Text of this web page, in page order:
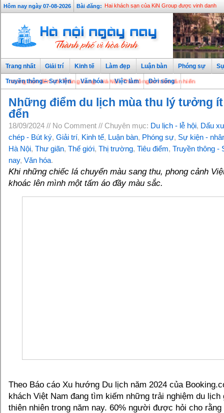
Hôm nay ngày 07-08-2026 Bài đăng: Hai khách sạn của KiN Group được vinh danh
bạn đến với Thăng Long - Hà Nội, Thủ đô ngàn năm văn hiến
Trang nhất Giải trí Kinh tế Làm đẹp Luận bàn Phóng sự
Truyền thông – Sự kiện Văn hóa Việc làm Đời sống
Những điểm du lịch mùa thu lý tưởng
đển
18/09/2024 // No Comment // Chuyên mục: Du lịch - lễ hội, Dấu
chép - Bút ký, Giải trí, Kinh tế, Luận bàn, Phóng sự, Sự kiện -
Hà Nội, Thư giãn, Thế giới, Thị trường, Tiêu điểm, Truyền thông -
nay, Văn hóa.
Khi những chiếc lá chuyển màu sang thu, phong cảnh
khoác lên mình một tấm áo đầy màu sắc.
Theo Báo cáo Xu hướng Du lịch năm 2024 của
khách Việt Nam đang tìm kiếm những trải nghiệm du
thiên nhiên trong năm nay. 60% người được hỏi cho